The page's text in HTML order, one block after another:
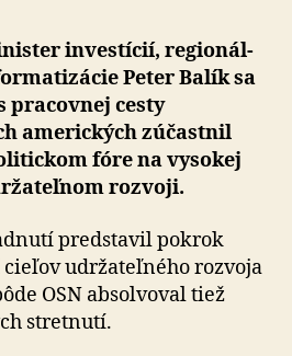
opierať
o
presné
dáta
a
skutočné
potreby
investícií, re­gio­nál­
Peter Balík sa
pracovnej cesty
amerických zúčastnil
fóre na vy­so­kej
rozvoji.
predstavil pokrok
udržateľného rozvoja
OSN absolvoval tiež
stretnutí.